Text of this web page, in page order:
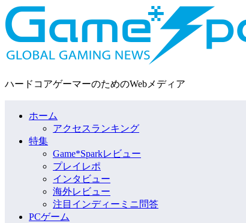
ハードコアゲーマーのためのWebメディア
ホーム
アクセスランキング
特集
Game*Sparkレビュー
プレイレポ
インタビュー
海外レビュー
注目インディーミニ問答
PCゲーム